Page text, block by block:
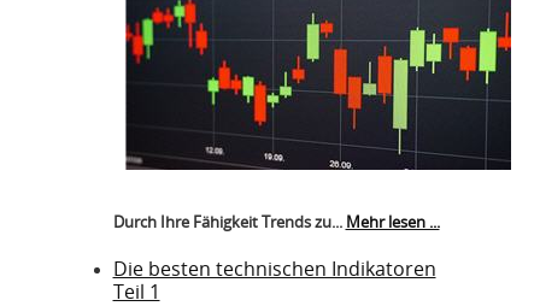
Durch Ihre Fähigkeit Trends zu... Mehr lesen ...
Die besten technischen Indikatoren
Teil 1